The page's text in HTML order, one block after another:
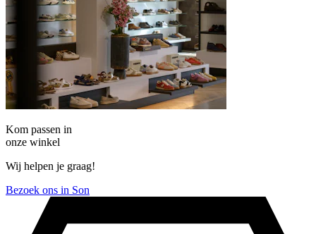
Kom passen in
onze winkel
Wij helpen je graag!
Bezoek ons in Son